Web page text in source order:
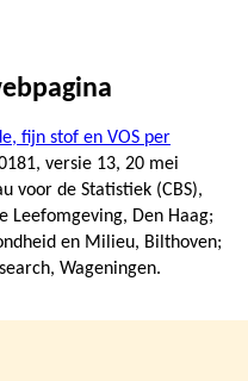
fijn stof en VOS per
versie 13, 20 mei
voor de Statistiek (CBS),
Leefomgeving, Den Haag;
en Milieu, Bilthoven;
Wageningen.